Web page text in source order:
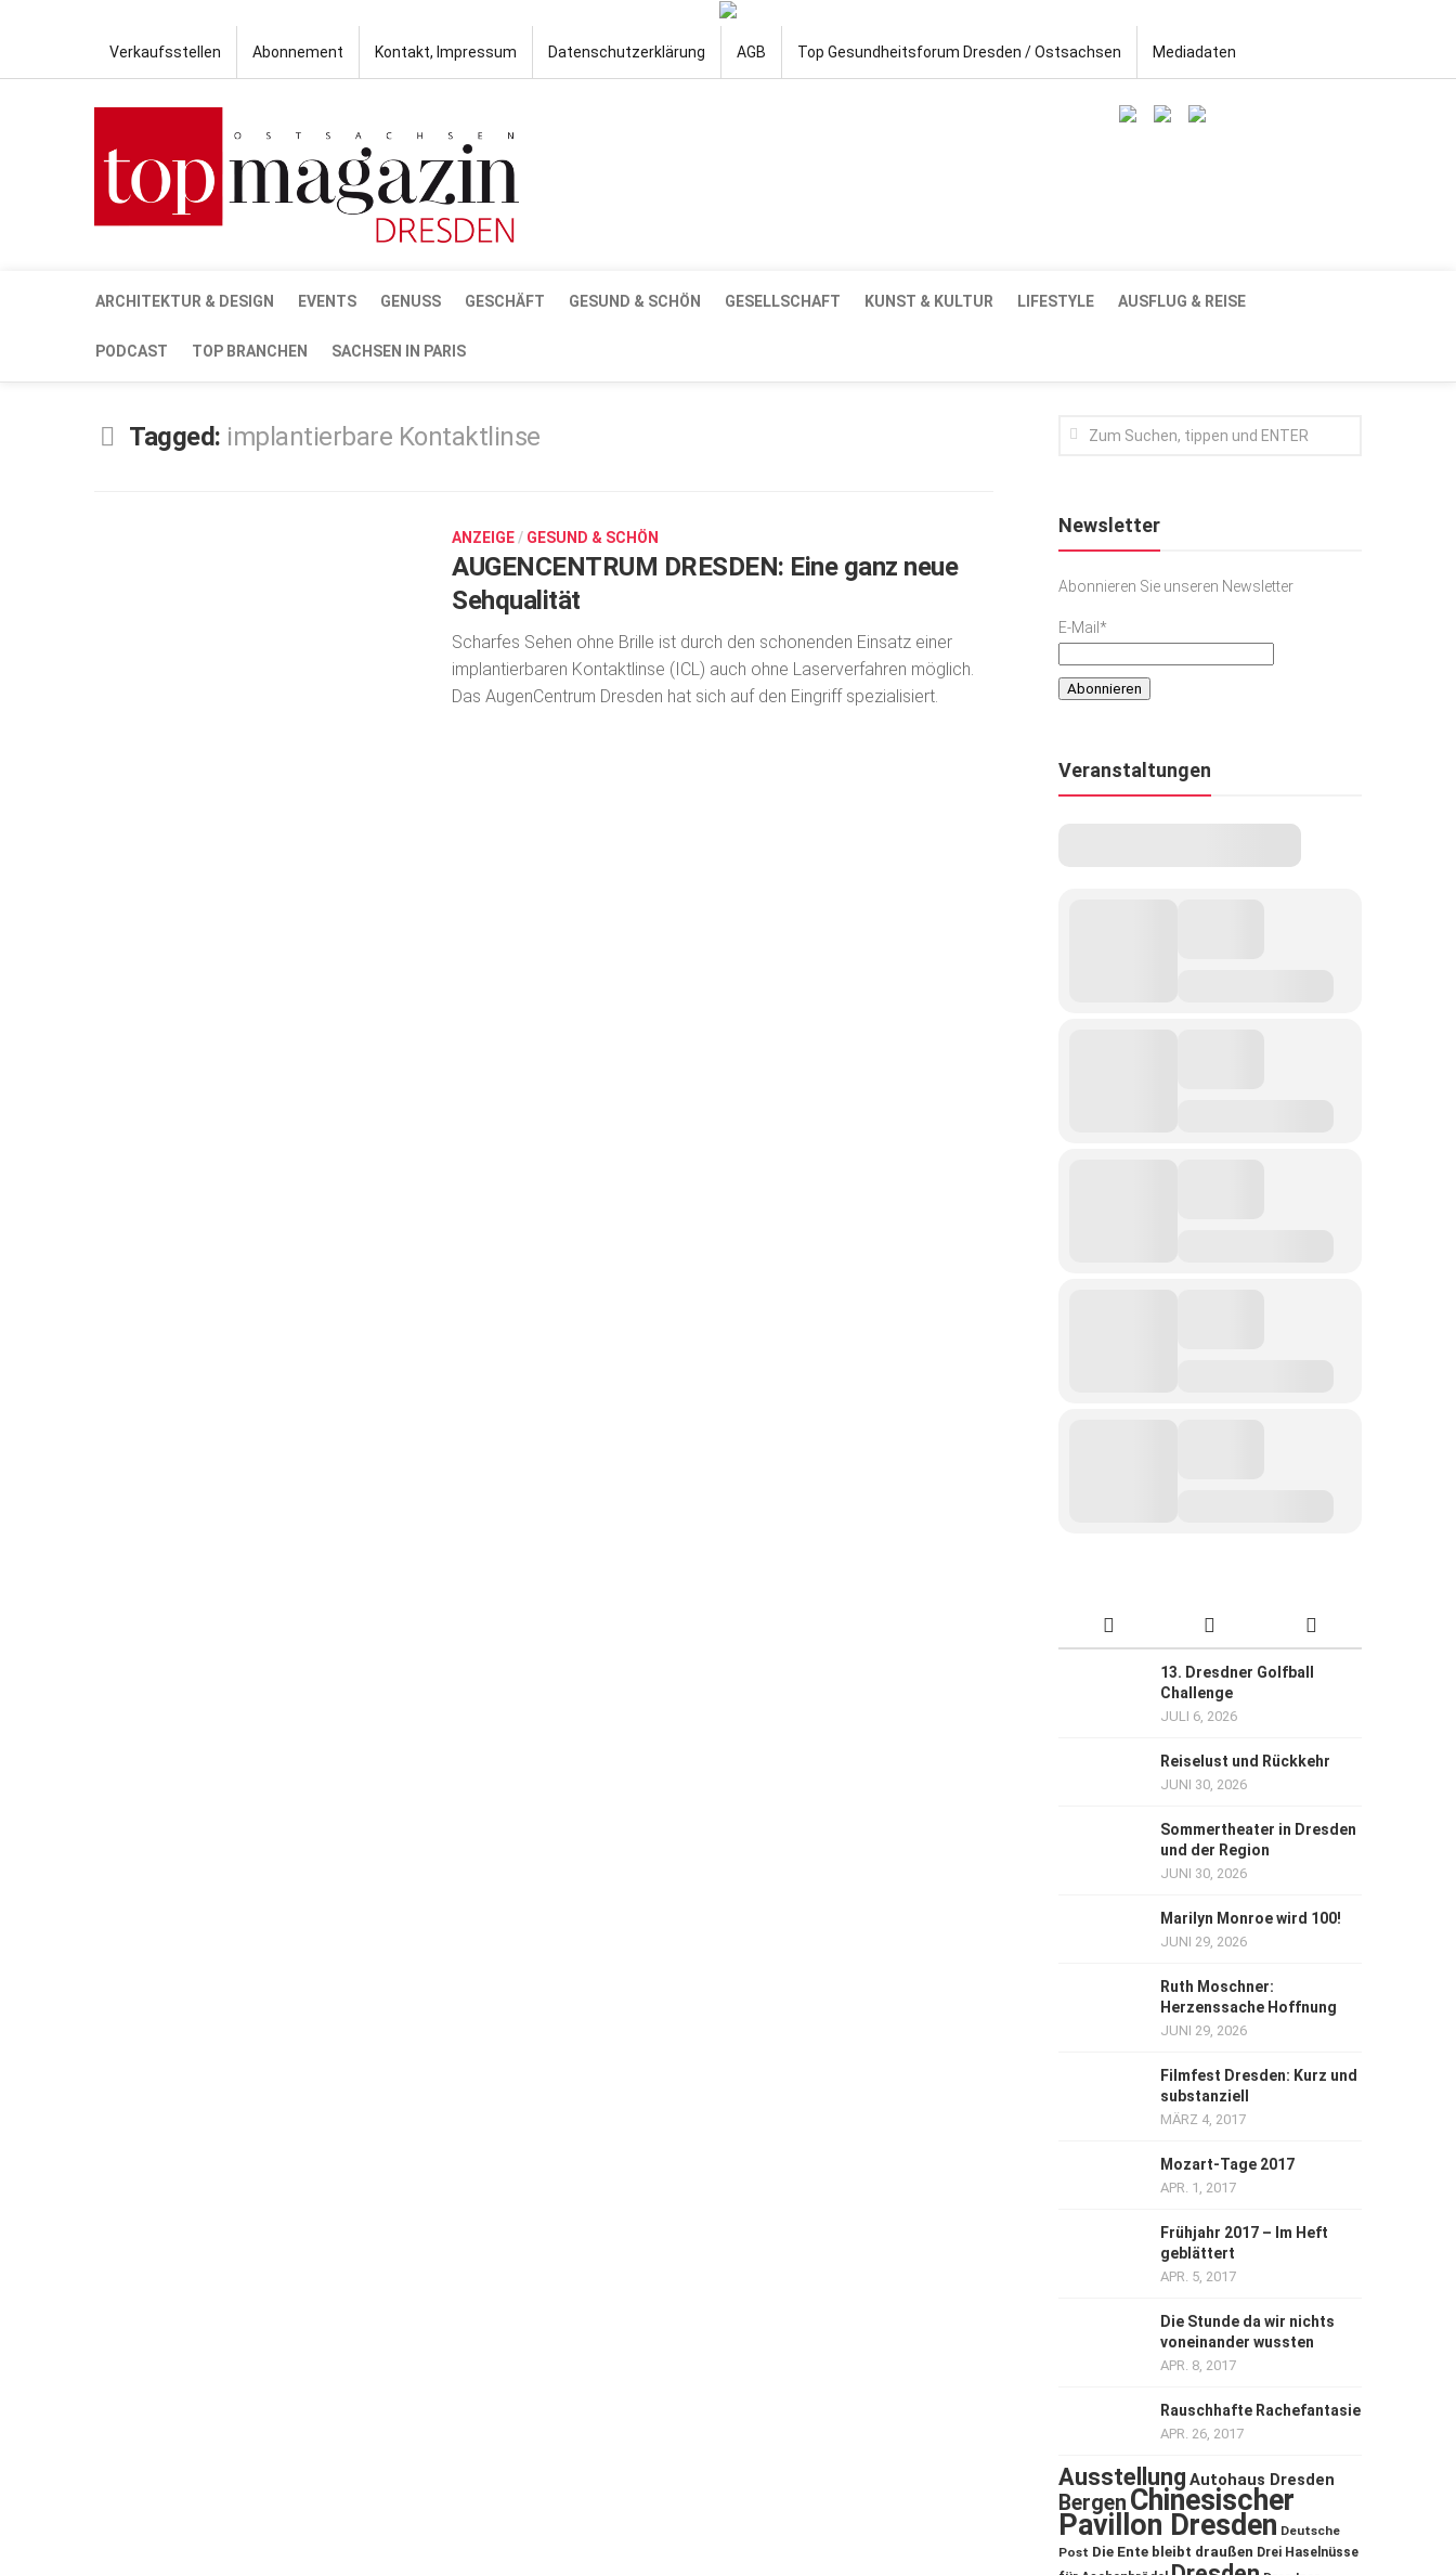
Verkaufsstellen Abonnement Kontakt, Impressum Datenschutzerklärung AGB Top Gesundheitsforum Dresden / Ostsachsen Mediadaten
ARCHITEKTUR & DESIGN EVENTS GENUSS GESCHÄFT GESUND & SCHÖN GESELLSCHAFT KUNST & KULTUR LIFESTYLE AUSFLUG & REISE
PODCAST TOP BRANCHEN SACHSEN IN PARIS
Tagged: implantierbare Kontaktlinse
ANZEIGE / GESUND & SCHÖN
AUGENCENTRUM DRESDEN: Eine ganz neue
Sehqualität
Scharfes Sehen ohne Brille ist durch den schonenden Einsatz einer
implantierbaren Kontaktlinse (ICL) auch ohne Laserverfahren möglich.
Das AugenCentrum Dresden hat sich auf den Eingriff spezialisiert.
Newsletter
Abonnieren Sie unseren Newsletter
E-Mail*
Veranstaltungen
13. Dresdner Golfball
Challenge
JULI 6, 2026
Reiselust und Rückkehr
JUNI 30, 2026
Sommertheater in Dresden
und der Region
JUNI 30, 2026
Marilyn Monroe wird 100!
JUNI 29, 2026
Ruth Moschner:
Herzenssache Hoffnung
JUNI 29, 2026
Filmfest Dresden: Kurz und
substanziell
MÄRZ 4, 2017
Mozart-Tage 2017
APR. 1, 2017
Frühjahr 2017 – Im Heft
geblättert
APR. 5, 2017
Die Stunde da wir nichts
voneinander wussten
APR. 8, 2017
Rauschhafte Rachefantasie
APR. 26, 2017
Ausstellung Autohaus Dresden
Bergen Chinesischer
Pavillon Dresden Deutsche
Post Die Ente bleibt draußen Drei Haselnüsse